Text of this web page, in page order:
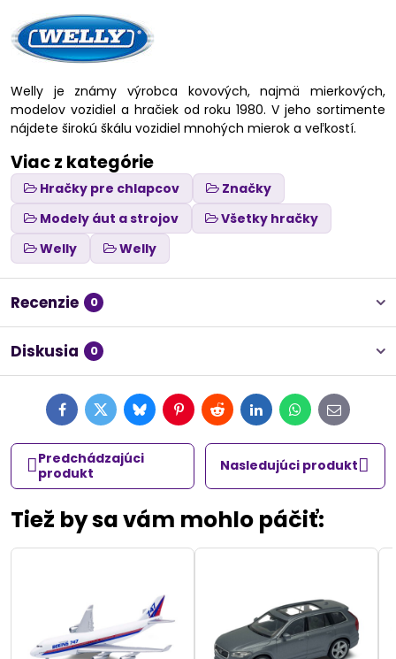
Welly je známy výrobca kovových, najmä mierkových,
modelov vozidiel a hračiek od roku 1980. V jeho sortimente
nájdete širokú škálu vozidiel mnohých mierok a veľkostí.
Viac z kategórie
Hračky pre chlapcov
Značky
Modely áut a strojov
Všetky hračky
Welly
Welly
Recenzie 0
Diskusia 0
FacebookTwitterBlueskyPinterestRedditLinkedInWhatsApp
E-
mail
Predchádzajúci
produkt
Nasledujúci produkt
Tiež by sa vám mohlo páčiť: